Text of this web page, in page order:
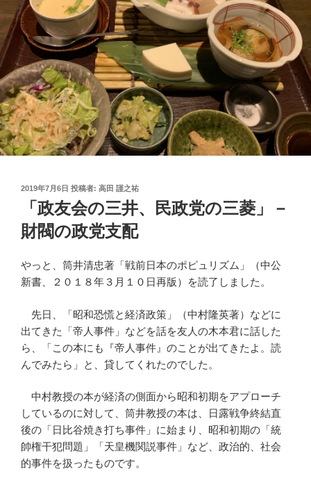
投
2019年7月6日 投稿者: 高田 謹之祐
「政友会の三井、民政党の三菱」－
財閥の政党支配
やっと、筒井清忠著「戦前日本のポピュリズム」（中公
新書、２０１８年３月１０日再版）を読了しました。
先日、「昭和恐慌と経済政策」（中村隆英著）などに
出てきた「帝人事件」などを話を友人の木本君に話した
ら、「この本にも『帝人事件』のことが出てきたよ。読
んでみたら」と、貸してくれたのでした。
中村教授の本が経済の側面から昭和初期をアプローチ
しているのに対して、筒井教授の本は、日露戦争終結直
後の「日比谷焼き打ち事件」に始まり、昭和初期の「統
帥権干犯問題」「天皇機関説事件」など、政治的、社会
的事件を扱ったものです。